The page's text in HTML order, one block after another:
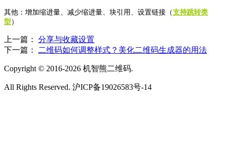
其他：增加缩进量、减少缩进量、块引用、设置链接（支持跳转类
型 ）
上一篇：
分享与收藏设置
下一篇：
二维码如何调整样式？美化二维码生成器的用法
Copyright © 2016-2026 机智熊二维码.
All Rights Reserved. 沪ICP备19026583号-14